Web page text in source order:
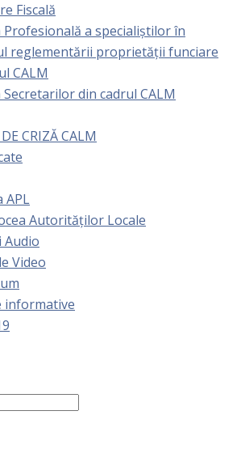
Fiscală
Profesională a specialiştilor în
reglementării proprietăţii funciare
CALM
Secretarilor din cadrul CALM
CRIZĂ CALM
APL
Autorităților Locale
Audio
Video
informative